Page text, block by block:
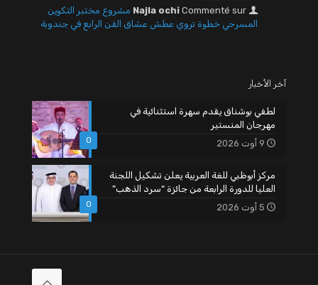
Najla ochi Commenté sur
مشروع مختبر التكوين
المسرحي خطوة تروي عطش عشاق الفن الرابع في جندوبة
آخر الأخبار
0
لطفي بوشناق يقدم سهرة استثنائية في
مهرجان المنستير
9 أوت 2026
0
مركز أبوظبي للغة العربية يعلن تشكيل اللجنة
العليا للدورة الرابعة من جائزة “سرد الذهب”
5 أوت 2026